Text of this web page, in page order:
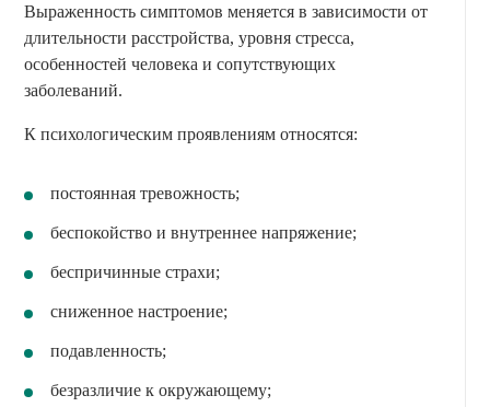
Выраженность симптомов меняется в зависимости от
длительности расстройства, уровня стресса,
особенностей человека и сопутствующих
заболеваний.
К психологическим проявлениям относятся:
постоянная тревожность;
беспокойство и внутреннее напряжение;
беспричинные страхи;
сниженное настроение;
подавленность;
безразличие к окружающему;